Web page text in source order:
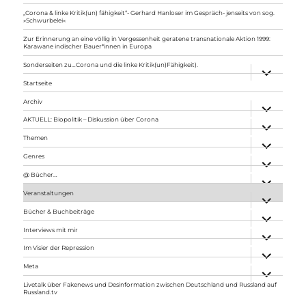
„Corona & linke Kritik(un) fähigkeit“- Gerhard Hanloser im Gespräch- jenseits von sog.
»Schwurbelei«
Zur Erinnerung an eine völlig in Vergessenheit geratene transnationale Aktion 1999:
Karawane indischer Bauer*innen in Europa
Sonderseiten zu…Corona und die linke Kritik(un)Fähigkeit).
anzeigen
Startseite
Archiv
anzeigen
AKTUELL: Biopolitik – Diskussion über Corona
anzeigen
Themen
anzeigen
Genres
anzeigen
@ Bücher…
Veranstaltungen
anzeigen
Bücher & Buchbeiträge
anzeigen
Interviews mit mir
anzeigen
Im Visier der Repression
anzeigen
Meta
anzeigen
Livetalk über Fakenews und Desinformation zwischen Deutschland und Russland auf
Russland.tv